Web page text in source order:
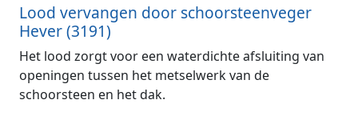
Lood vervangen door schoorsteenveger
Hever (3191)
Het lood zorgt voor een waterdichte afsluiting van
openingen tussen het metselwerk van de
schoorsteen en het dak.